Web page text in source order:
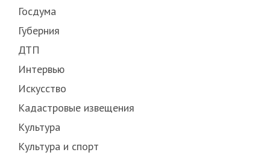
Госдума
Губерния
ДТП
Интервью
Искусство
Кадастровые извещения
Культура
Культура и спорт